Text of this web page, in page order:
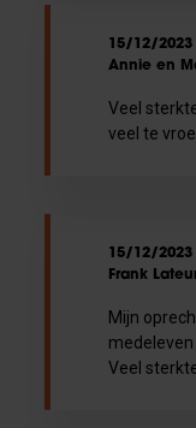
15/12/2023
Annie en
Veel
veel te
15/12/2023
Frank
Mijn
Veel